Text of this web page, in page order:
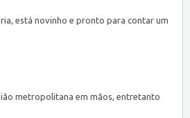
está novinho e pronto para contar um
metropolitana em mãos, entretanto